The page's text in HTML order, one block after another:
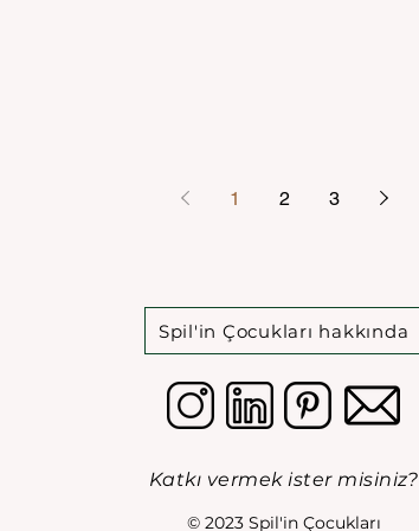
1 2 3
Spil'in Çocukları hakkında
Katkı vermek ister misiniz?
© 2023 Spil'in Çocukları